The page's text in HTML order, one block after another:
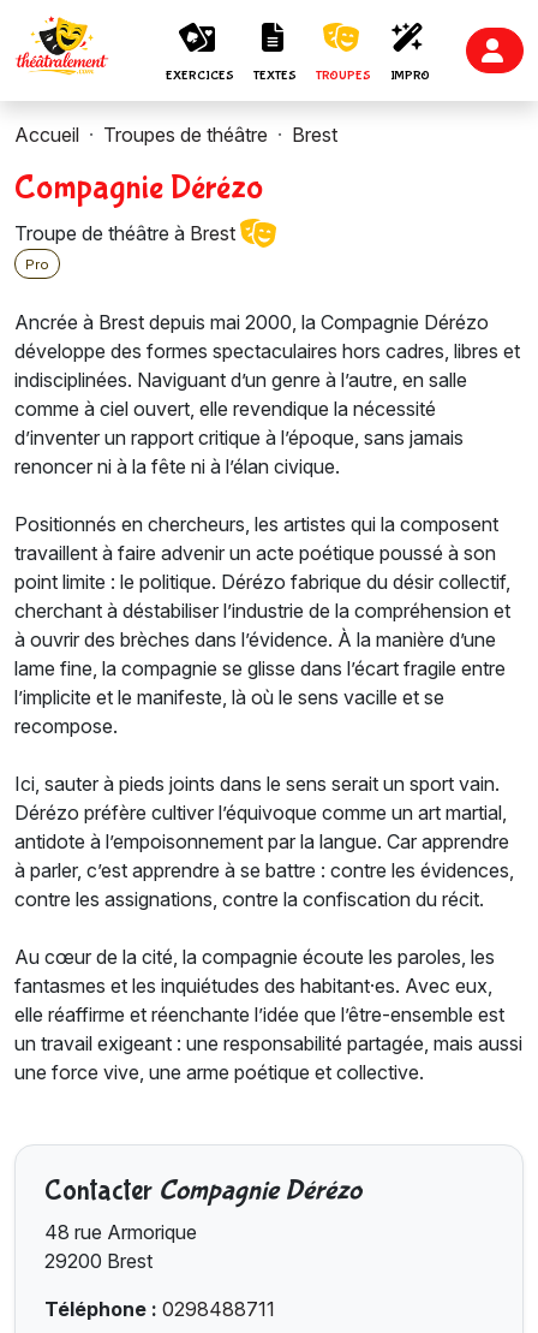
EXERCICES TEXTES TROUPES IMPRO
Accueil Troupes de théâtre Brest
Compagnie Dérézo
Troupe de théâtre à Brest
Pro
Ancrée à Brest depuis mai 2000, la Compagnie Dérézo
développe des formes spectaculaires hors cadres, libres et
indisciplinées. Naviguant d’un genre à l’autre, en salle
comme à ciel ouvert, elle revendique la nécessité
d’inventer un rapport critique à l’époque, sans jamais
renoncer ni à la fête ni à l’élan civique.
Positionnés en chercheurs, les artistes qui la composent
travaillent à faire advenir un acte poétique poussé à son
point limite : le politique. Dérézo fabrique du désir collectif,
cherchant à déstabiliser l’industrie de la compréhension et
à ouvrir des brèches dans l’évidence. À la manière d’une
lame fine, la compagnie se glisse dans l’écart fragile entre
l’implicite et le manifeste, là où le sens vacille et se
recompose.
Ici, sauter à pieds joints dans le sens serait un sport vain.
Dérézo préfère cultiver l’équivoque comme un art martial,
antidote à l’empoisonnement par la langue. Car apprendre
à parler, c’est apprendre à se battre : contre les évidences,
contre les assignations, contre la confiscation du récit.
Au cœur de la cité, la compagnie écoute les paroles, les
fantasmes et les inquiétudes des habitant·es. Avec eux,
elle réaffirme et réenchante l’idée que l’être-ensemble est
un travail exigeant : une responsabilité partagée, mais aussi
une force vive, une arme poétique et collective.
Contacter Compagnie Dérézo
48 rue Armorique
29200 Brest
Téléphone : 0298488711